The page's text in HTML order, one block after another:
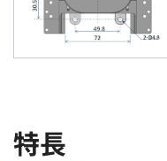
特長